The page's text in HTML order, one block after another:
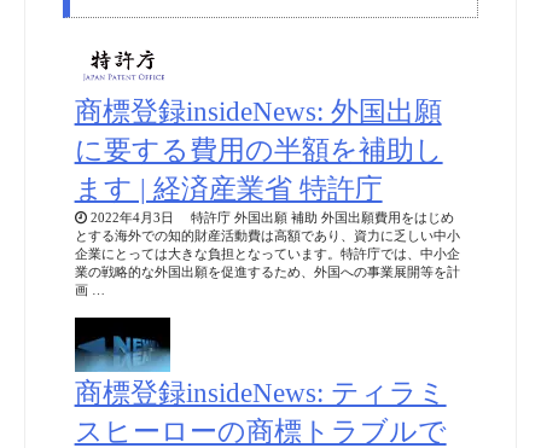
商標登録insideNews: 外国出願
に要する費用の半額を補助し
ます | 経済産業省 特許庁
2022年4月3日 特許庁 外国出願 補助 外国出願費用をはじめ
とする海外での知的財産活動費は高額であり、資力に乏しい中小
企業にとっては大きな負担となっています。特許庁では、中小企
業の戦略的な外国出願を促進するため、外国への事業展開等を計
画 …
商標登録insideNews: ティラミ
スヒーローの商標トラブルで